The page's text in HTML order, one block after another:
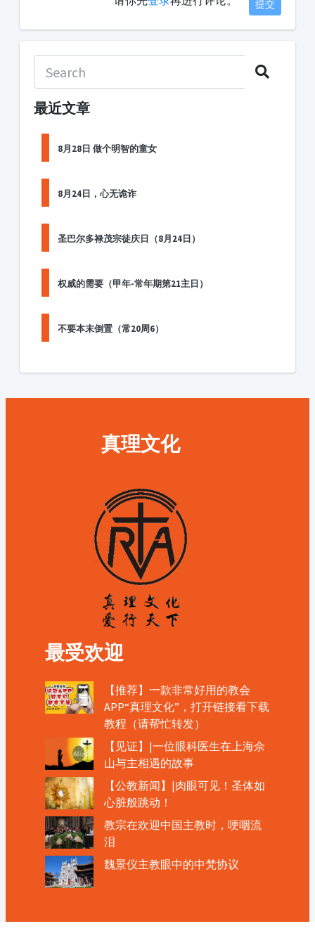
提交
最近文章
8月28日 做个明智的童女
8月24日，心无诡诈
圣巴尔多禄茂宗徒庆日（8月24日）
权威的需要（甲年-常年期第21主日）
不要本末倒置（常20周6）
真理文化
最受欢迎
【推荐】一款非常好用的教会
APP“真理文化”，打开链接看下载
教程（请帮忙转发）
【见证】|一位眼科医生在上海佘
山与主相遇的故事
【公教新闻】|肉眼可见！圣体如
心脏般跳动！
教宗在欢迎中国主教时，哽咽流
泪
魏景仪主教眼中的中梵协议